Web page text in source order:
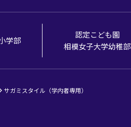
学部
認定こども園
相模女子大学幼稚部
サガミスタイル（学内者専用）